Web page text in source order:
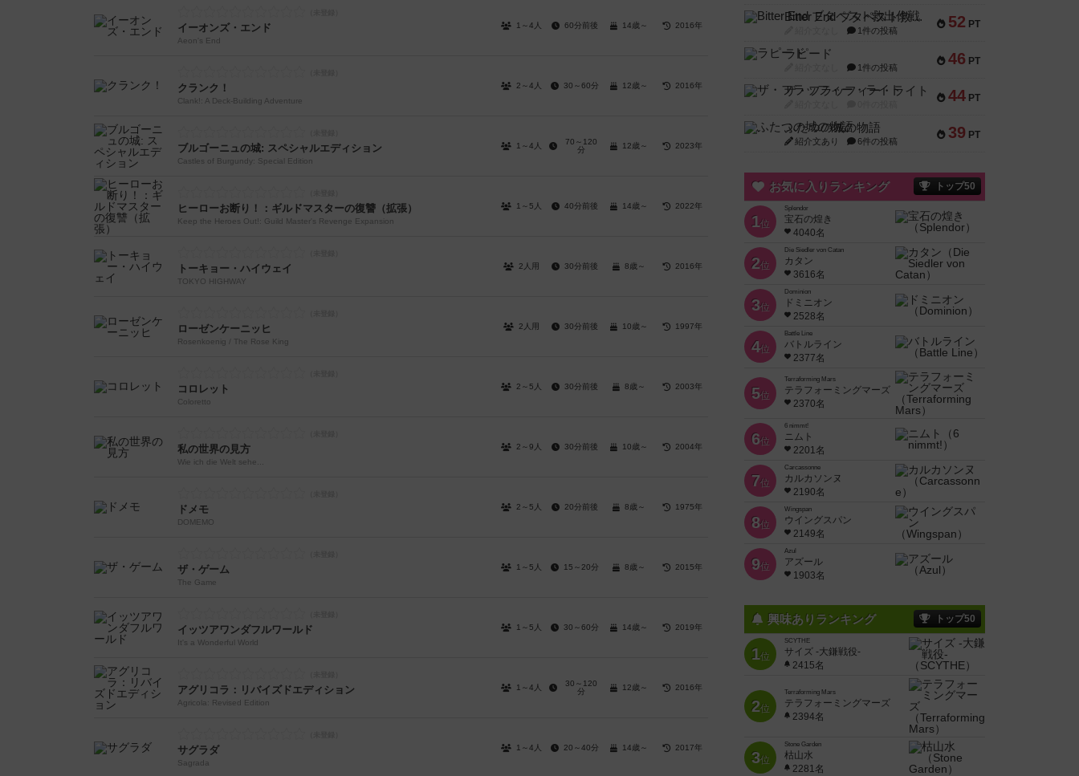
イーオンズ・エンド
Aeon's End
1～4人 60分前後 14歳～ 2016年
クランク！
Clank!: A Deck-Building Adventure
2～4人 30～60分 12歳～ 2016年
ブルゴーニュの城: スペシャルエディション
Castles of Burgundy: Special Edition
1～4人
70～120
分
12歳～ 2023年
ヒーローお断り！：ギルドマスターの復讐（拡張）
Keep the Heroes Out!: Guild Master's Revenge Expansion
1～5人 40分前後 14歳～ 2022年
トーキョー・ハイウェイ
TOKYO HIGHWAY
2人用 30分前後 8歳～ 2016年
ローゼンケーニッヒ
Rosenkoenig / The Rose King
2人用 30分前後 10歳～ 1997年
コロレット
Coloretto
2～5人 30分前後 8歳～ 2003年
私の世界の見方
Wie ich die Welt sehe...
2～9人 30分前後 10歳～ 2004年
ドメモ
DOMEMO
2～5人 20分前後 8歳～ 1975年
ザ・ゲーム
The Game
1～5人 15～20分 8歳～ 2015年
イッツアワンダフルワールド
It's a Wonderful World
1～5人 30～60分 14歳～ 2019年
アグリコラ：リバイズドエディション
Agricola: Revised Edition
1～4人
30～120
分
12歳～ 2016年
サグラダ
Sagrada
1～4人 20～40分 14歳～ 2017年
52 PT
Bitter End ブタペスト救出作戦
1件の投稿
46 PT
ラピード
1件の投稿
44 PT
ザ・フラッフィー・ライト
39 PT
ふたつの城の物語
紹介文あり 6件の投稿
お気に入りランキング トップ50
1位
Splendor
宝石の煌き
4040名
2位
Die Siedler von Catan
カタン
3616名
3位
Dominion
ドミニオン
2528名
4位
Battle Line
バトルライン
2377名
5位
Terraforming Mars
テラフォーミングマーズ
2370名
6位
6 nimmt!
ニムト
2201名
7位
Carcassonne
カルカソンヌ
2190名
8位
Wingspan
ウイングスパン
2149名
9位
Azul
アズール
1903名
興味ありランキング トップ50
1位
SCYTHE
サイズ -大鎌戦役-
2415名
2位
Terraforming Mars
テラフォーミングマーズ
2394名
3位
Stone Garden
枯山水
2281名